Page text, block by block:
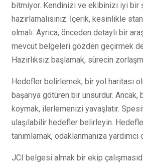
bitmiyor. Kendinizi ve ekibinizi iyi bir
hazırlamalısınız. İçerik, kesinlikle
olmalı. Ayrıca, önceden detaylı bir
mevcut belgeleri gözden geçirmek
Hazırlıksız başlamak, sürecin
Hedefler belirlemek, bir yol haritası
başarıya götüren bir unsurdur.
koymak, ilerlemenizi yavaşlatır.
ulaşılabilir hedefler belirleyin.
tanımlamak, odaklanmanıza yardımcı
JCI belgesi almak bir ekip